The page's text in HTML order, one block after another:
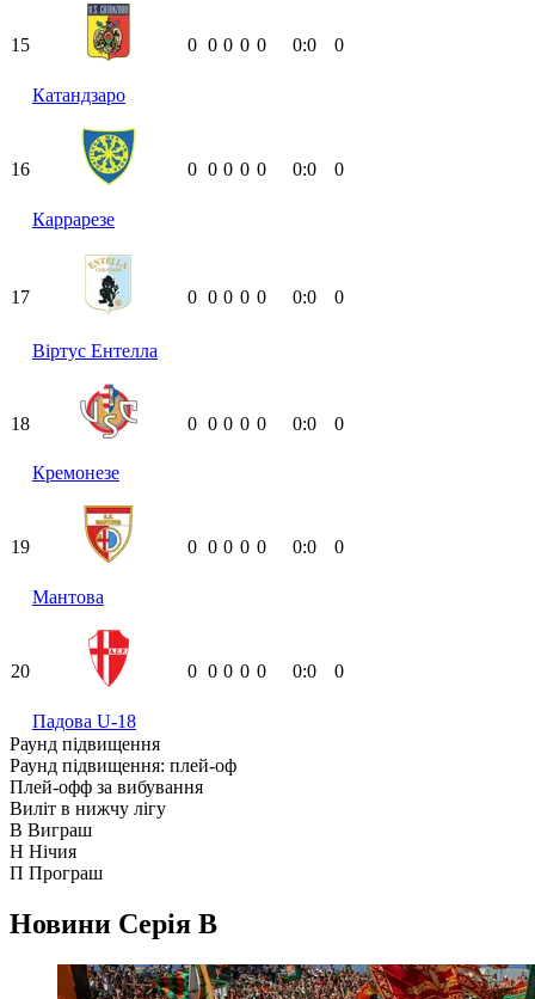
15
Катандзаро
0 0 0 0 0 0:0 0
16
Каррарезе
0 0 0 0 0 0:0 0
17
Віртус Ентелла
0 0 0 0 0 0:0 0
18
Кремонезе
0 0 0 0 0 0:0 0
19
Мантова
0 0 0 0 0 0:0 0
20
Падова U-18
0 0 0 0 0 0:0 0
Раунд підвищення
Раунд підвищення: плей-оф
Плей-офф за вибування
Виліт в нижчу лігу
В Виграш
Н Нічия
П Програш
Новини Серія B